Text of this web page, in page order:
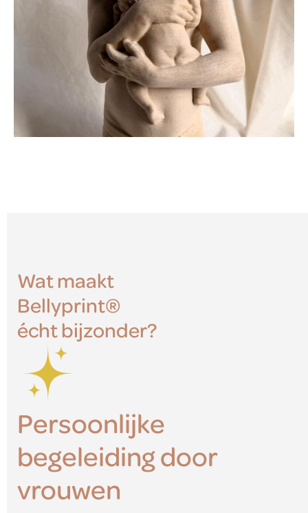
Wat maakt
Bellyprint®
écht bijzonder?
Persoonlijke
begeleiding door
vrouwen